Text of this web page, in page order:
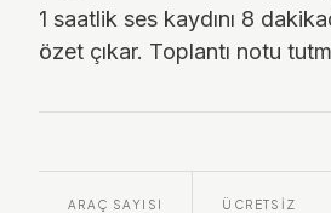
1 saatlik ses kaydını 8
özet çıkar. Toplantı notu
ARAÇ SAYISI ÜCRETSIZ